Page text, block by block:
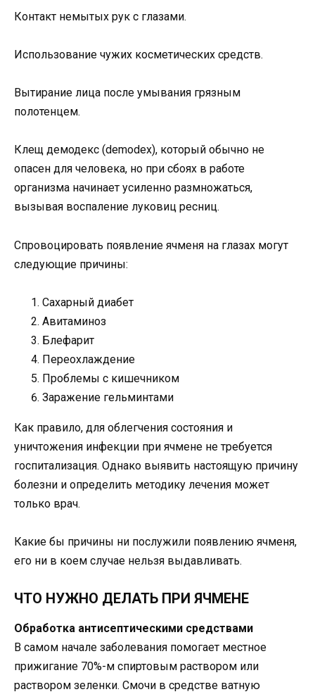
Контакт немытых рук с глазами.
Использование чужих косметических средств.
Вытирание лица после умывания грязным
полотенцем.
Клещ демодекс (demodex), который обычно не
опасен для человека, но при сбоях в работе
организма начинает усиленно размножаться,
вызывая воспаление луковиц ресниц.
Спровоцировать появление ячменя на глазах могут
следующие причины:
Сахарный диабет
Авитаминоз
Блефарит
Переохлаждение
Проблемы с кишечником
Заражение гельминтами
Как правило, для облегчения состояния и
уничтожения инфекции при ячмене не требуется
госпитализация. Однако выявить настоящую причину
болезни и определить методику лечения может
только врач.
Какие бы причины ни послужили появлению ячменя,
его ни в коем случае нельзя выдавливать.
ЧТО НУЖНО ДЕЛАТЬ ПРИ ЯЧМЕНЕ
Обработка антисептическими средствами
В самом начале заболевания помогает местное
прижигание 70%-м спиртовым раствором или
раствором зеленки. Смочи в средстве ватную